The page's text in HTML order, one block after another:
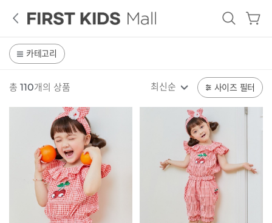
카테고리
총 110개의 상품 최신순 사이즈 필터
French